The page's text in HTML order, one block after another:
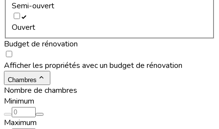
Semi-ouvert
Ouvert
Budget de rénovation
Afficher les propriétés avec un budget de rénovation
Chambres
Nombre de chambres
Minimum
Maximum